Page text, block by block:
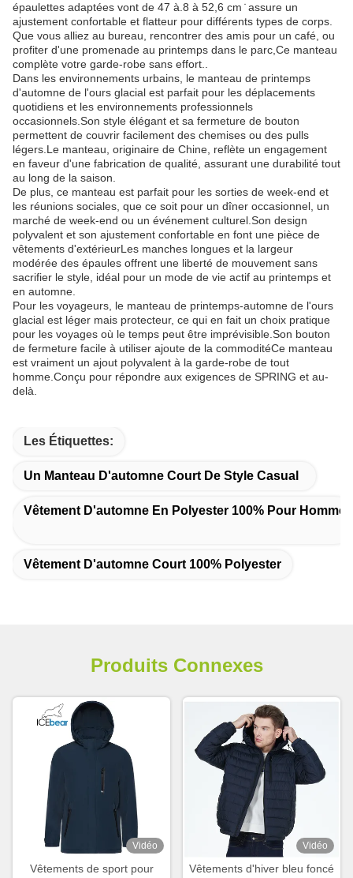
épaulettes adaptées vont de 47 à.8 à 52,6 cm ̇ assure un
ajustement confortable et flatteur pour différents types de corps.
Que vous alliez au bureau, rencontrer des amis pour un café, ou
profiter d'une promenade au printemps dans le parc,Ce manteau
complète votre garde-robe sans effort..
Dans les environnements urbains, le manteau de printemps
d'automne de l'ours glacial est parfait pour les déplacements
quotidiens et les environnements professionnels
occasionnels.Son style élégant et sa fermeture de bouton
permettent de couvrir facilement des chemises ou des pulls
légers.Le manteau, originaire de Chine, reflète un engagement
en faveur d'une fabrication de qualité, assurant une durabilité tout
au long de la saison.
De plus, ce manteau est parfait pour les sorties de week-end et
les réunions sociales, que ce soit pour un dîner occasionnel, un
marché de week-end ou un événement culturel.Son design
polyvalent et son ajustement confortable en font une pièce de
vêtements d'extérieurLes manches longues et la largeur
modérée des épaules offrent une liberté de mouvement sans
sacrifier le style, idéal pour un mode de vie actif au printemps et
en automne.
Pour les voyageurs, le manteau de printemps-automne de l'ours
glacial est léger mais protecteur, ce qui en fait un choix pratique
pour les voyages où le temps peut être imprévisible.Son bouton
de fermeture facile à utiliser ajoute de la commoditéCe manteau
est vraiment un ajout polyvalent à la garde-robe de tout
homme.Conçu pour répondre aux exigences de SPRING et au-
delà.
Les Étiquettes:
Un Manteau D'automne Court De Style Casual
Vêtement D'automne En Polyester 100% Pour Homme
Vêtement D'automne Court 100% Polyester
Produits Connexes
Vidéo
Vêtements de sport pour
Vidéo
Vêtements d'hiver bleu foncé